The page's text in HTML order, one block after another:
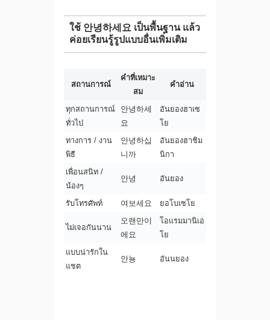
ใช้ 안녕하세요 เป็นพื้นฐาน แล้ว
ค่อยเรียนรู้รูปแบบอื่นเพิ่มเติม
สถานการณ์
คำที่เหมาะ
สม
คำอ่าน
ทุกสถานการณ์
ทั่วไป
안녕하세
요
อันยองฮาเซ
โย
ทางการ / งาน
พิธี
안녕하십
니까
อันยองฮาชิม
นิกา
เพื่อนสนิท /
น้องๆ
안녕 อันยอง
รับโทรศัพท์ 여보세요 ยอโบเซโย
ไม่เจอกันนาน
오랜만이
에요
โอแรมมานิเอ
โย
แบบน่ารักใน
แชต
안뇽 อันนยอง